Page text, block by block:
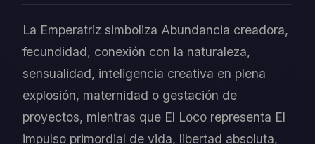
La Emperatriz simboliza Abundancia creadora,
fecundidad, conexión con la naturaleza,
sensualidad, inteligencia creativa en plena
explosión, maternidad o gestación de
proyectos, mientras que El Loco representa El
impulso primordial de vida, libertad absoluta,